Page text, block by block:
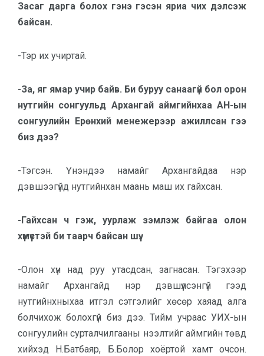
Засаг дарга болох гэнэ гэсэн яриа чих дэлсэж
байсан.
-Тэр их учиртай.
-За, яг ямар учир байв. Би буруу санаагүй бол орон
нутгийн сонгуульд Архангай аймгийнхаа АН-ын
сонгуулийн Ерөнхий менежерээр ажиллсан гээ
биз дээ?
-Тэгсэн. Үнэндээ намайг Архангайдаа нэр
дэвшээгүйд нутгийнхан маань маш их гайхсан.
-Гайхсан ч гэж, уурлаж зэмлэж байгаа олон
хүмүүстэй би таарч байсан шүү.
-Олон хүн над руу утасдсан, загнасан. Тэгэхээр
намайг Архангайд нэр дэвшүүлсэнгүй гээд
нутгийнхныхаа итгэл сэтгэлийг хөсөр хаяад алга
болчихож болохгүй биз дээ. Тийм учраас УИХ-ын
сонгуулийн сурталчилгааны нээлтийг аймгийн төвд
хийхэд Н.Батбаяр, Б.Болор хоёртой хамт очсон.